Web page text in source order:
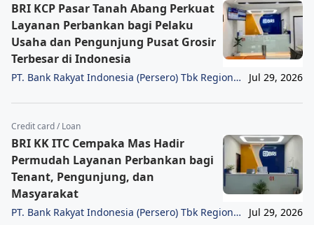
BRI KCP Pasar Tanah Abang Perkuat
Layanan Perbankan bagi Pelaku
Usaha dan Pengunjung Pusat Grosir
Terbesar di Indonesia
PT. Bank Rakyat Indonesia (Persero) Tbk Region
Jul 29, 2026
Credit card / Loan
BRI KK ITC Cempaka Mas Hadir
Permudah Layanan Perbankan bagi
Tenant, Pengunjung, dan
Masyarakat
PT. Bank Rakyat Indonesia (Persero) Tbk Region
Jul 29, 2026